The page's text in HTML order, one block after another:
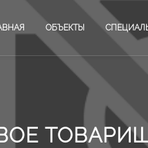
ОБЪЕКТЫ